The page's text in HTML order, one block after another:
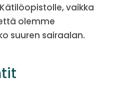
vaikka
olemme
suuren sairaalan.